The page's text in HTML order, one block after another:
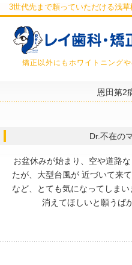
3世代先まで頼っていただける浅
矯正以外にもホワイトニング
恩田第2
Dr.不在の
お盆休みが始まり、空や道路
たが、大型台風が 近づいて来
など、とても気になってしま
消えてほしいと願うば